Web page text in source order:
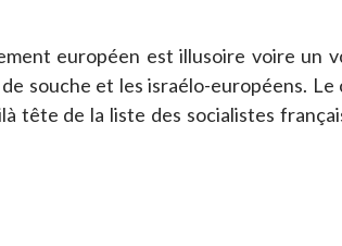
européen est illusoire voire un
souche et les israélo-européens. Le
tête de la liste des socialistes